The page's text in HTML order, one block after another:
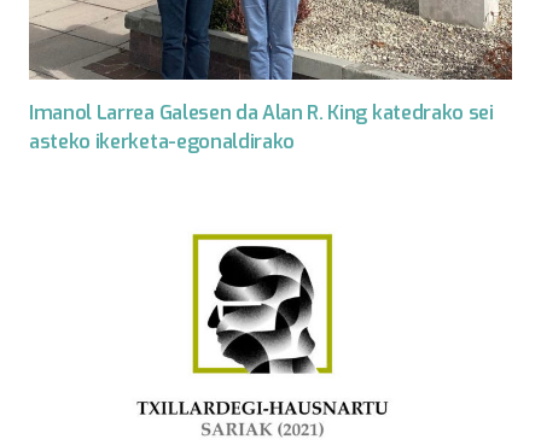
Imanol Larrea Galesen da Alan R. King katedrako sei
asteko ikerketa-egonaldirako